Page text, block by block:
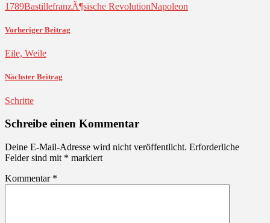
1789BastillefranzÃ¶sische RevolutionNapoleon
Vorheriger Beitrag
Eile, Weile
Nächster Beitrag
Schritte
Schreibe einen Kommentar
Deine E-Mail-Adresse wird nicht veröffentlicht. Erforderliche
Felder sind mit * markiert
Kommentar *